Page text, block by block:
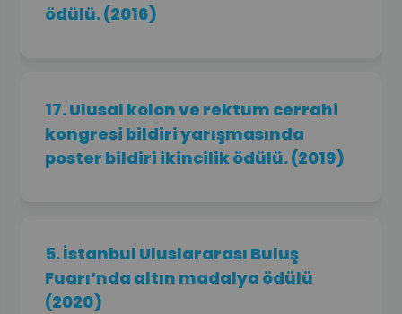
ödülü. (2016)
17. Ulusal kolon ve rektum cerrahi
kongresi bildiri yarışmasında
poster bildiri ikincilik ödülü. (2019)
5. İstanbul Uluslararası Buluş
Fuarı’nda altın madalya ödülü
(2020)